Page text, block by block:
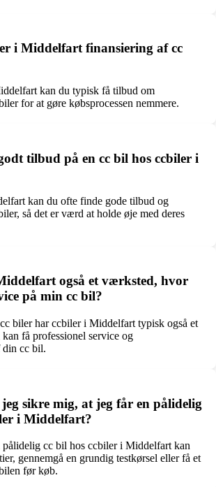
i Middelfart finansiering af cc
kan du typisk få tilbud om
for at gøre købsprocessen nemmere.
tilbud på en cc bil hos ccbiler i
kan du ofte finde gode tilbud og
så det er værd at holde øje med deres
også et værksted, hvor
på min cc bil?
biler har ccbiler i Middelfart typisk også et
få professionel service og
din cc bil.
sikre mig, at jeg får en pålidelig
i Middelfart?
pålidelig cc bil hos ccbiler i Middelfart kan
gennemgå en grundig testkørsel eller få et
før køb.